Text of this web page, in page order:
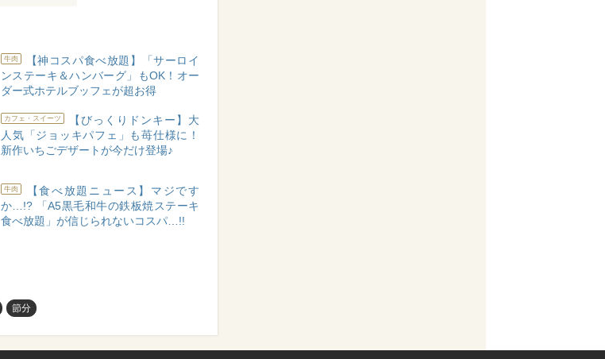
牛肉
【神コスパ食べ放題】「サーロイ
ンステーキ＆ハンバーグ」もOK！オー
ダー式ホテルブッフェが超お得
カフェ・スイーツ
【びっくりドンキー】大
人気「ジョッキパフェ」も苺仕様に！
新作いちごデザートが今だけ登場♪
牛肉
【食べ放題ニュース】マジです
か…!? 「A5黒毛和牛の鉄板焼ステーキ
食べ放題」が信じられないコスパ…!!
節分